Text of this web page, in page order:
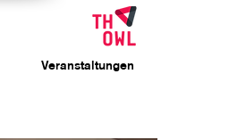
Veranstaltungen